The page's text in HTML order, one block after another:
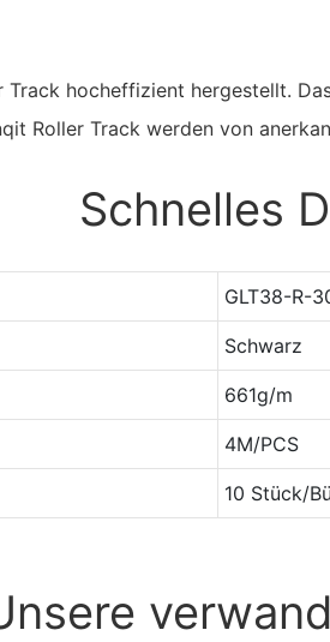
hocheffizient hergestellt.
Roller Track werden von
Schnelles
GLT38-R-
Schwarz
661g/m
4M/PCS
10 Stück/